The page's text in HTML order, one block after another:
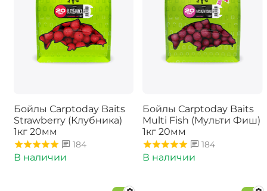
Бойлы Carptoday Baits
Strawberry (Клубника)
1кг 20мм
184
В наличии
Бойлы Carptoday Baits
Multi Fish (Мульти Фиш)
1кг 20мм
184
В наличии